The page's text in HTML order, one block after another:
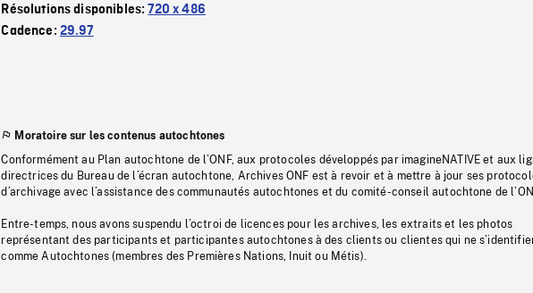
Résolutions disponibles:720 x 486
Cadence: 29.97
Moratoire sur les contenus autochtones
Conformément au Plan autochtone de l’ONF, aux protocoles développés par imagineNATIVE et aux
directrices du Bureau de l’écran autochtone, Archives ONF est à revoir et à mettre à jour ses
d’archivage avec l’assistance des communautés autochtones et du comité-conseil autochtone de
Entre-temps, nous avons suspendu l’octroi de licences pour les archives, les extraits et les photos
représentant des participants et participantes autochtones à des clients ou clientes qui ne
comme Autochtones (membres des Premières Nations, Inuit ou Métis).